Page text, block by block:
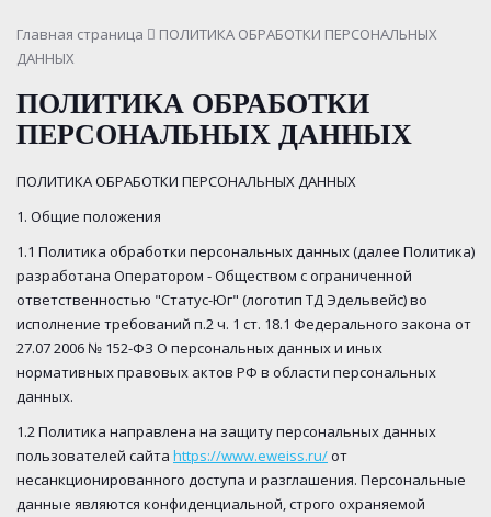
Главная страница
ПОЛИТИКА ОБРАБОТКИ ПЕРСОНАЛЬНЫХ
ДАННЫХ
ПОЛИТИКА ОБРАБОТКИ
ПЕРСОНАЛЬНЫХ ДАННЫХ
ПОЛИТИКА ОБРАБОТКИ ПЕРСОНАЛЬНЫХ ДАННЫХ
1. Общие положения
1.1 Политика обработки персональных данных (далее Политика)
разработана Оператором - Обществом с ограниченной
ответственностью "Статус-Юг" (логотип ТД Эдельвейс) во
исполнение требований п.2 ч. 1 ст. 18.1 Федерального закона от
27.07 2006 № 152-ФЗ О персональных данных и иных
нормативных правовых актов РФ в области персональных
данных.
1.2 Политика направлена на защиту персональных данных
пользователей сайта https://www.eweiss.ru/от
несанкционированного доступа и разглашения. Персональные
данные являются конфиденциальной, строго охраняемой